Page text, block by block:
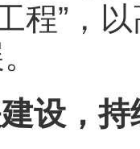
程”，
设，